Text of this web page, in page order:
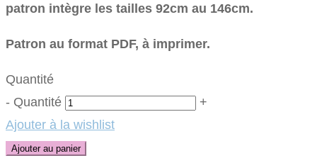
patron intègre les tailles 92cm au 146cm.
Patron au format PDF, à imprimer.
Quantité
- Quantité
+
Ajouter à la wishlist
Ajouter au panier